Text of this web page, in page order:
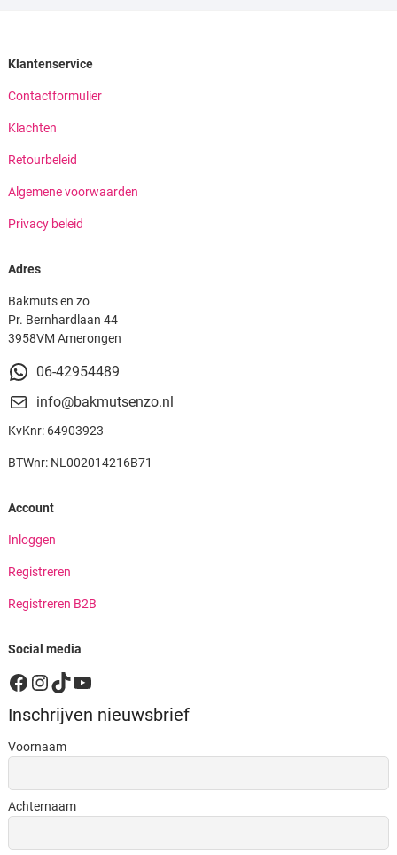
Klantenservice
Contactformulier
Klachten
Retourbeleid
Algemene voorwaarden
Privacy beleid
Adres
Bakmuts en zo
Pr. Bernhardlaan 44
3958VM Amerongen
06-42954489
info@bakmutsenzo.nl
KvKnr: 64903923
BTWnr: NL002014216B71
Account
Inloggen
Registreren
Registreren B2B
Social media
Facebook
Instagram
TikTok
YouTube
Inschrijven nieuwsbrief
Voornaam
Achternaam